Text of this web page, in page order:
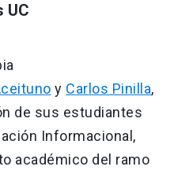
UC
y Carlos Pinilla,
de sus estudiantes
Informacional,
académico del ramo